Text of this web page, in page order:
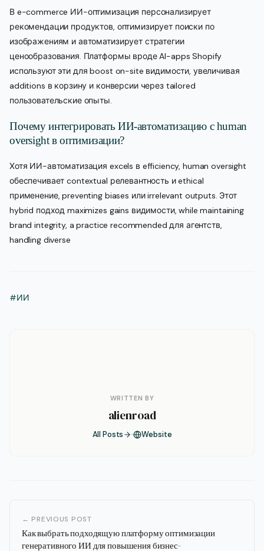
В e-commerce ИИ-оптимизация персонализирует
рекомендации продуктов, оптимизирует поиски по
изображениям и автоматизирует стратегии
ценообразования. Платформы вроде AI-apps Shopify
используют эти для boost on-site видимости, увеличивая
additions в корзину и конверсии через tailored
пользовательские опыты.
Почему интегрировать ИИ-автоматизацию с human
oversight в оптимизации?
Хотя ИИ-автоматизация excels в efficiency, human oversight
обеспечивает contextual релевантность и ethical
применение, preventing biases или irrelevant outputs. Этот
hybrid подход maximizes gains видимости, while maintaining
brand integrity, a practice recommended для агентств,
handling diverse
#ИИ
WRITTEN BY
alienroad
All Posts Website
← PREVIOUS POST
Как выбрать подходящую платформу оптимизации
генеративного ИИ для повышения бизнес-